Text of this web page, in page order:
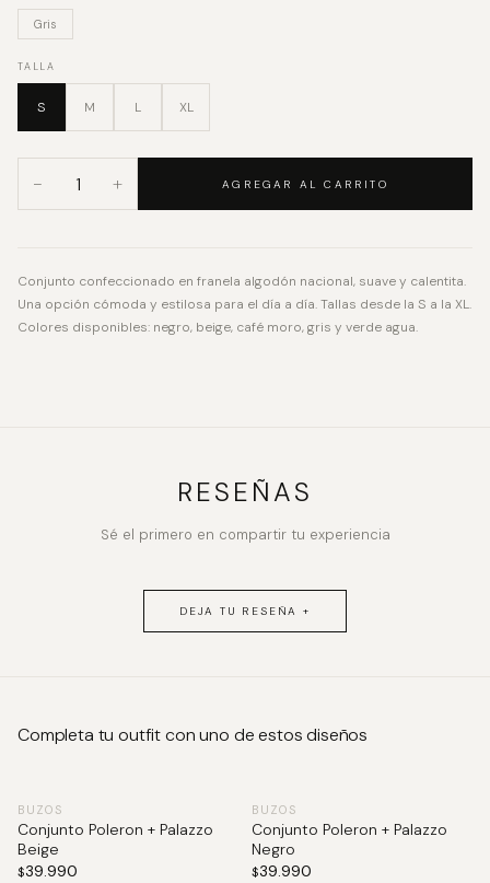
Gris
TALLA
S M L XL
− + AGREGAR AL CARRITO
Conjunto confeccionado en franela algodón nacional, suave y calentita.
Una opción cómoda y estilosa para el día a día. Tallas desde la S a la XL.
Colores disponibles: negro, beige, café moro, gris y verde agua.
RESEÑAS
Sé el primero en compartir tu experiencia
DEJA TU RESEÑA +
Completa tu outfit con uno de estos diseños
BUZOS
Conjunto Poleron + Palazzo
Beige
$39.990
BUZOS
Conjunto Poleron + Palazzo
Negro
$39.990